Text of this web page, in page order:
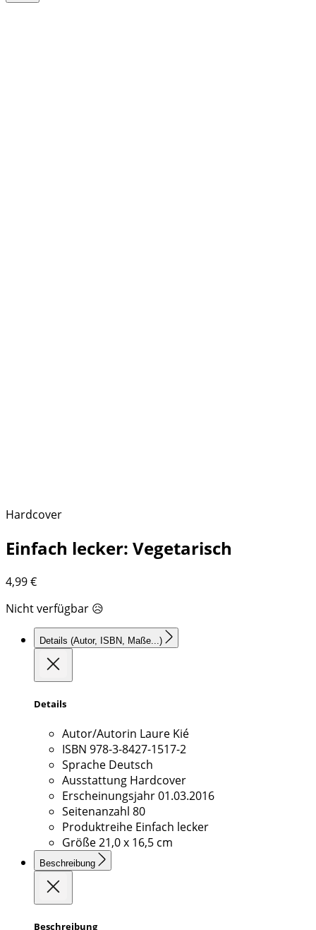
Hardcover
Einfach lecker: Vegetarisch
4,99€
Nicht verfügbar 😥
Details (Autor, ISBN, Maße...)
Details
Autor/Autorin Laure Kié
ISBN 978-3-8427-1517-2
Sprache Deutsch
Ausstattung Hardcover
Erscheinungsjahr01.03.2016
Seitenanzahl 80
Produktreihe Einfach lecker
Größe21,0 x 16,5 cm
Beschreibung
Beschreibung